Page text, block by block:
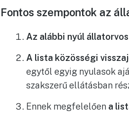
Fontos szempontok az
Az alábbi nyúl
A lista közösségi
egytől egyig nyulasok
szakszerű ellátásban
Ennek megfelelően a